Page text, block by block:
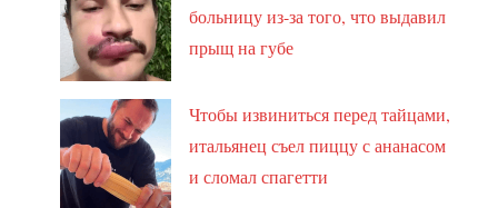
больницу из-за того, что выдавил
прыщ на губе
Чтобы извиниться перед тайцами,
итальянец съел пиццу с ананасом
и сломал спагетти